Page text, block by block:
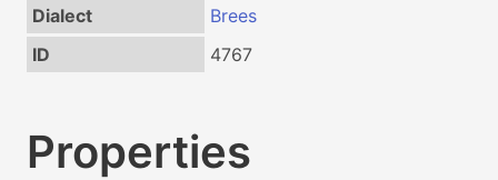
Dialect
Brees
ID
4767
Properties